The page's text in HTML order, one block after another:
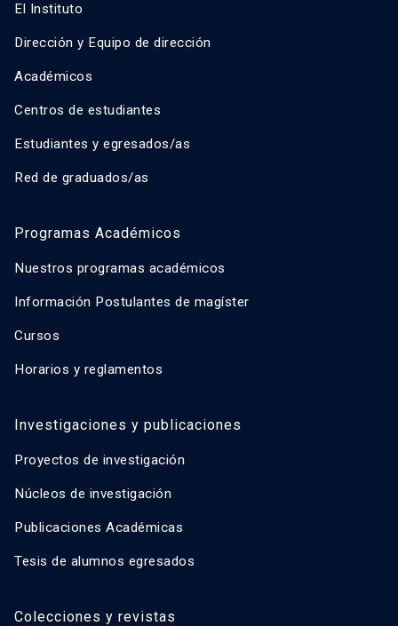
El Instituto
Dirección y Equipo de dirección
Académicos
Centros de estudiantes
Estudiantes y egresados/as
Red de graduados/as
Programas Académicos
Nuestros programas académicos
Información Postulantes de magíster
Cursos
Horarios y reglamentos
Investigaciones y publicaciones
Proyectos de investigación
Núcleos de investigación
Publicaciones Académicas
Tesis de alumnos egresados
Colecciones y revistas